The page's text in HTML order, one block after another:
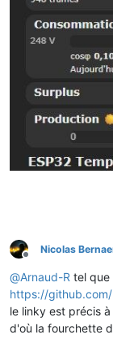
Offline
Nicolas
@Arnaud-R tel que
https://
le linky est précis
d'où la fourchette